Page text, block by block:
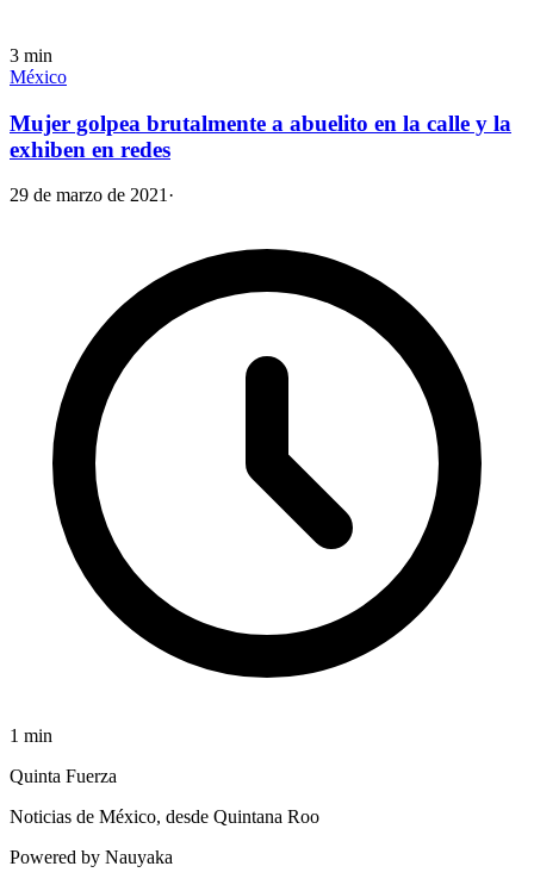
3 min
México
Mujer golpea brutalmente a abuelito en la calle y la
exhiben en redes
29 de marzo de 2021·
1 min
Quinta Fuerza
Noticias de México, desde Quintana Roo
Powered by Nauyaka